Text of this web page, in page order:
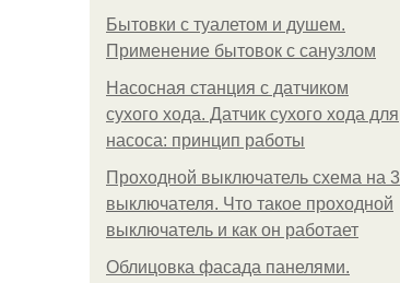
Бытовки с туалетом и душем.
Применение бытовок с санузлом
Насосная станция с датчиком
сухого хода. Датчик сухого хода для
насоса: принцип работы
Проходной выключатель схема на 3
выключателя. Что такое проходной
выключатель и как он работает
Облицовка фасада панелями.